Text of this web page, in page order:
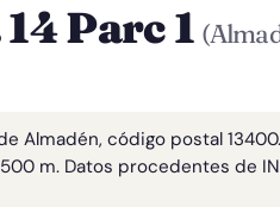
Parc 1
Almadén, código postal
m. Datos procedentes de